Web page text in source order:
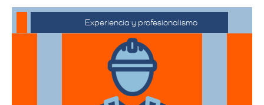
Experiencia y profesionalismo
El equipo de expertos en mudanzas de
alta gama está capacitado para manejar
desde objetos delicados hasta muebles